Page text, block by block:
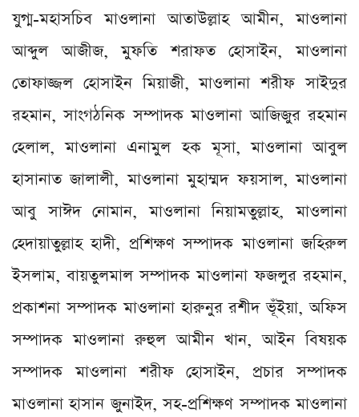
যুগ্ম-মহাসচিব মাওলানা আতাউল্লাহ আমীন, মাওলানা
আব্দুল আজীজ, মুফতি শরাফত হোসাইন, মাওলানা
তোফাজ্জল হোসাইন মিয়াজী, মাওলানা শরীফ সাইদুর
রহমান, সাংগঠনিক সম্পাদক মাওলানা আজিজুর রহমান
হেলাল, মাওলানা এনামুল হক মূসা, মাওলানা আবুল
হাসানাত জালালী, মাওলানা মুহাম্মদ ফয়সাল, মাওলানা
আবু সাঈদ নোমান, মাওলানা নিয়ামতুল্লাহ, মাওলানা
হেদায়াতুল্লাহ হাদী, প্রশিক্ষণ সম্পাদক মাওলানা জহিরুল
ইসলাম, বায়তুলমাল সম্পাদক মাওলানা ফজলুর রহমান,
প্রকাশনা সম্পাদক মাওলানা হারুনুর রশীদ ভূঁইয়া, অফিস
সম্পাদক মাওলানা রুহুল আমীন খান, আইন বিষয়ক
সম্পাদক মাওলানা শরীফ হোসাইন, প্রচার সম্পাদক
মাওলানা হাসান জুনাইদ, সহ-প্রশিক্ষণ সম্পাদক মাওলানা